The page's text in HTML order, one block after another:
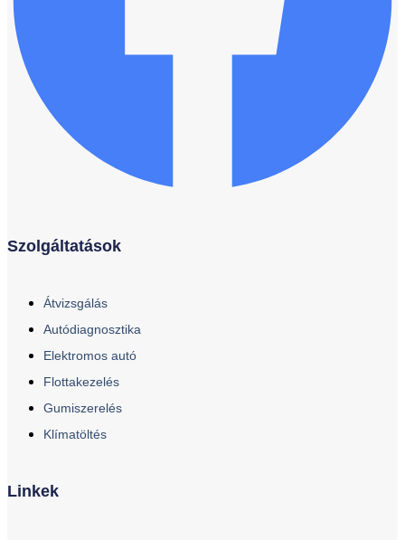
Szolgáltatások
Átvizsgálás
Autódiagnosztika
Elektromos autó
Flottakezelés
Gumiszerelés
Klímatöltés
Linkek